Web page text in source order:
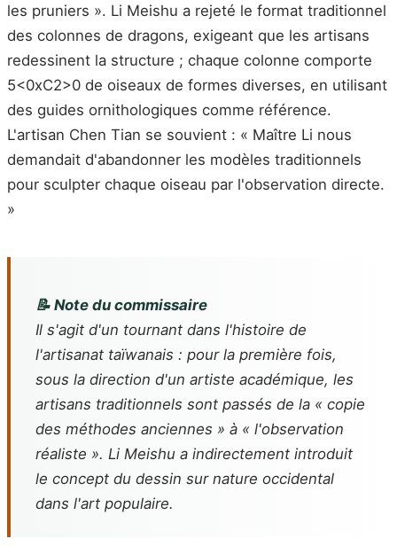
les pruniers ». Li Meishu a rejeté le format traditionnel
des colonnes de dragons, exigeant que les artisans
redessinent la structure ; chaque colonne comporte
5<0xC2>0 de oiseaux de formes diverses, en utilisant
des guides ornithologiques comme référence.
L'artisan Chen Tian se souvient : « Maître Li nous
demandait d'abandonner les modèles traditionnels
pour sculpter chaque oiseau par l'observation directe.
»
📝 Note du commissaire
Il s'agit d'un tournant dans l'histoire de
l'artisanat taïwanais : pour la première fois,
sous la direction d'un artiste académique, les
artisans traditionnels sont passés de la « copie
des méthodes anciennes » à « l'observation
réaliste ». Li Meishu a indirectement introduit
le concept du dessin sur nature occidental
dans l'art populaire.